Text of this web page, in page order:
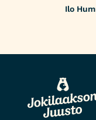
Ilo